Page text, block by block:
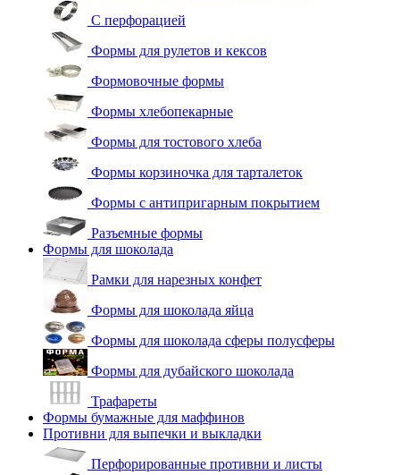
С перфорацией
Формы для рулетов и кексов
Формовочные формы
Формы хлебопекарные
Формы для тостового хлеба
Формы корзиночка для тарталеток
Формы с антипригарным покрытием
Разъемные формы
Формы для шоколада
Рамки для нарезных конфет
Формы для шоколада яйца
Формы для шоколада сферы полусферы
Формы для дубайского шоколада
Трафареты
Формы бумажные для маффинов
Противни для выпечки и выкладки
Перфорированные противни и листы